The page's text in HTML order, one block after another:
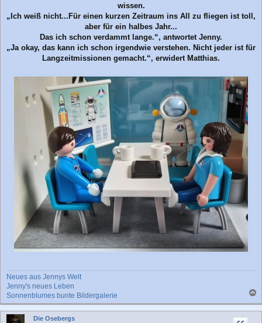
wissen.
„Ich weiß nicht...Für einen kurzen Zeitraum ins All zu fliegen ist toll,
aber für ein halbes Jahr...
Das ich schon verdammt lange.“, antwortet Jenny.
„Ja okay, das kann ich schon irgendwie verstehen. Nicht jeder ist für
Langzeitmissionen gemacht.“, erwidert Matthias.
Neues aus Jennys Welt
Jenny's neues Leben
Sonnenblumes bunte Bildergalerie
a
c
Die Osebergs